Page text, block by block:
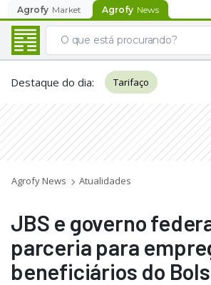
Agrofy Market Agrofy News
Destaque do dia: Tarifaço
Agrofy News Atualidades
JBS e governo
parceria para
beneficiários do